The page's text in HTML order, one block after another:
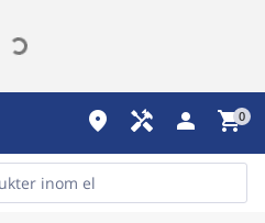
place handyman person shopping_cart0